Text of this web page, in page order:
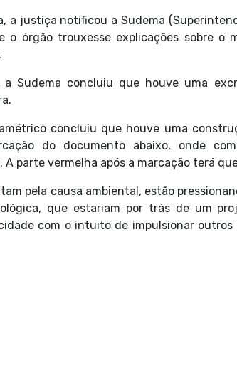
a justiça notificou a Sudema
o órgão trouxesse explicações sobre o
Sudema concluiu que houve uma
concluiu que houve uma
do documento abaixo, onde
parte vermelha após a marcação terá
pela causa ambiental, estão
que estariam por trás de um
com o intuito de impulsionar outros